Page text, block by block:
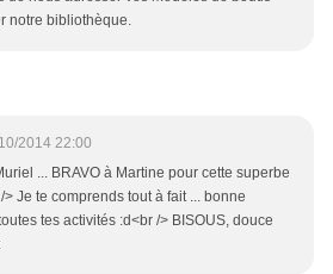
notre bibliothèque.
2014 22:00
... BRAVO à Martine pour cette superbe
Je te comprends tout à fait ... bonne
tes activités :d<br /> BISOUS, douce